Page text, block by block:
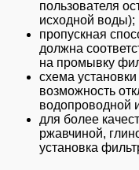
пользователя
исходной воды);
пропускная
должна
на промывку
схема
возможность
водопроводной
для более
ржавчиной,
установка